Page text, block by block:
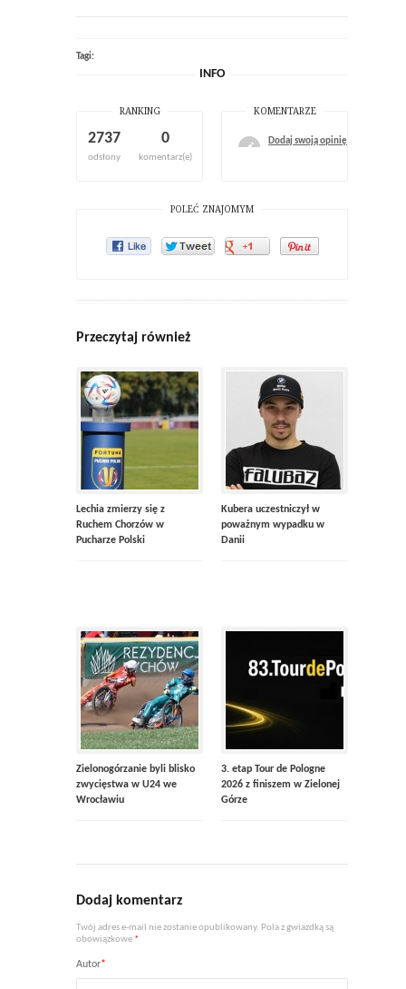
Tagi:
INFO
RANKING
2737
odsłony
0
komentarz(e)
KOMENTARZE
Dodaj swoją opinię
POLEĆ ZNAJOMYM
Przeczytaj również
Lechia zmierzy się z
Ruchem Chorzów w
Pucharze Polski
Kubera uczestniczył w
poważnym wypadku w
Danii
Zielonogórzanie byli blisko
zwycięstwa w U24 we
Wrocławiu
3. etap Tour de Pologne
2026 z finiszem w Zielonej
Górze
Dodaj komentarz
Twój adres e-mail nie zostanie opublikowany. Pola z gwiazdką są
obowiązkowe *
Autor*